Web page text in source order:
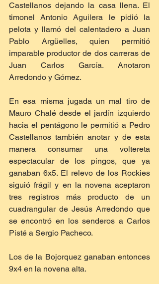
Castellanos dejando la casa llena. El
timonel Antonio Aguilera le pidió la
pelota y llamó del calentadero a Juan
Pablo Argüelles, quien permitió
imparable productor de dos carreras de
Juan Carlos García. Anotaron
Arredondo y Gómez.
En esa misma jugada un mal tiro de
Mauro Chalé desde el jardín izquierdo
hacia el pentágono le permitió a Pedro
Castellanos también anotar y de esta
manera consumar una voltereta
espectacular de los pingos, que ya
ganaban 6x5. El relevo de los Rockies
siguió frágil y en la novena aceptaron
tres registros más producto de un
cuadrangular de Jesús Arredondo que
se encontró en los senderos a Carlos
Pisté a Sergio Pacheco.
Los de la Bojorquez ganaban entonces
9x4 en la novena alta.